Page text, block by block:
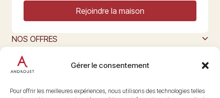
Gérer le consentement
Pour offrir les meilleures expériences, nous utilisons des technologies telles
Rejoindre la maison
NOS OFFRES
L’ART DU FROMAGE
Nous suivre
@maisonandrouet